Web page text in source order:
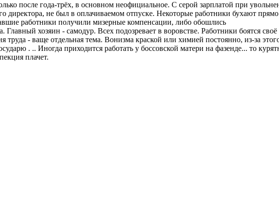
после года-трёх, в основном неофициальное. С серой зарплатой при
не был в оплачиваемом отпуске. Некоторые работники бухают
работники получили мизерные компенсации, либо обошлись
хозяин - самодур. Всех подозревает в воровстве. Работники боятся своё
- ваще отдельная тема. Вонизма краской или химией постоянно, из-за
. .. Иногда приходится работать у боссовской матери на фазенде... то
плачет.